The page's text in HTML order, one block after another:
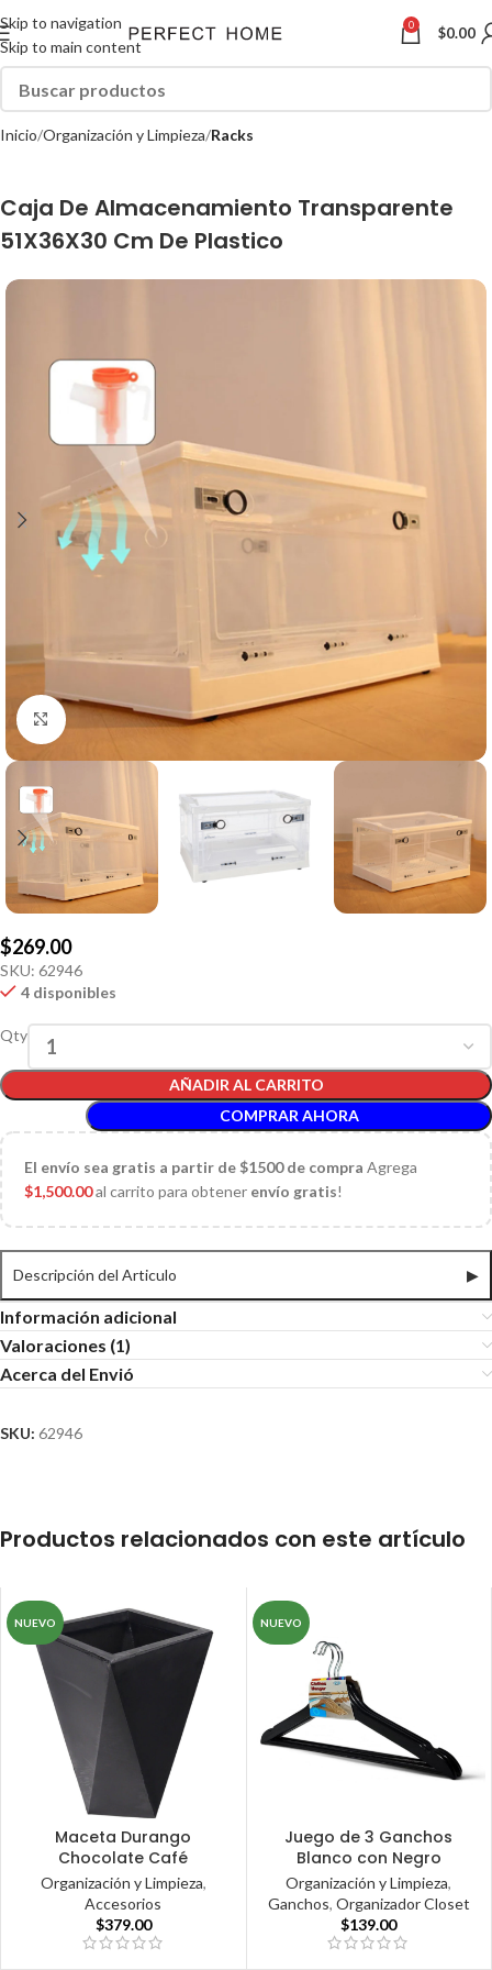
Skip to navigation
Skip to main content
0 $0.00
Inicio Organización y Limpieza Racks
Caja De Almacenamiento Transparente
51X36X30 Cm De Plastico
Click to enlarge
$269.00
SKU: 62946
4 disponibles
Qty
AÑADIR AL CARRITO
COMPRAR AHORA
El envío sea gratis a partir de $1500 de compra Agrega
$1,500.00al carrito para obtener envío gratis!
Descripción del Articulo ▶
Información adicional
Valoraciones (1)
Acerca del Envió
SKU: 62946
Productos relacionados con este artículo
NUEVO
Maceta Durango
Chocolate Café
Organización y Limpieza,
Accesorios
$379.00
NUEVO
Juego de 3 Ganchos
Blanco con Negro
Organización y Limpieza,
Ganchos, Organizador Closet
$139.00